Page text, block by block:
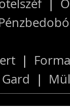
|
|
Gard |